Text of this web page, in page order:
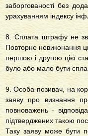
заборгованості без
урахуванням індексу
8. Сплата штрафу не
Повторне невиконання
першою і другою цієї
було або мало бути
9. Особа-позивач, на
заяву про визнання
повноважень -
підтверджених такою
Таку заяву може бути